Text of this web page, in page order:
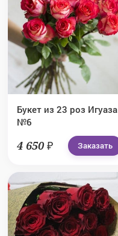
Букет из 23 роз Игуаза
№6
4 650 ₽ Заказать